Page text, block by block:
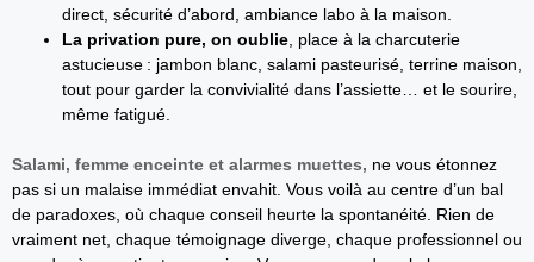
direct, sécurité d’abord, ambiance labo à la maison.
La privation pure, on oublie , place à la charcuterie
astucieuse : jambon blanc, salami pasteurisé, terrine maison,
tout pour garder la convivialité dans l’assiette… et le sourire,
même fatigué.
Salami, femme enceinte et alarmes muettes, ne vous étonnez
pas si un malaise immédiat envahit. Vous voilà au centre d’un bal
de paradoxes, où chaque conseil heurte la spontanéité. Rien de
vraiment net, chaque témoignage diverge, chaque professionnel ou